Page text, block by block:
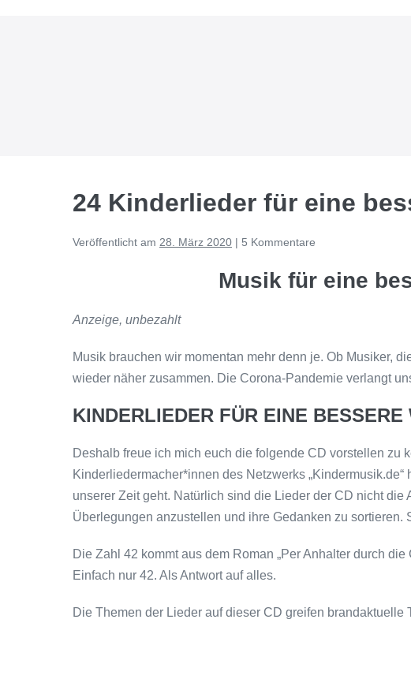
24 Kinderlieder für eine
Veröffentlicht am 28. März 2020 | 5 Kommentare
Musik für eine
Anzeige, unbezahlt
Musik brauchen wir momentan mehr denn je. Ob Musiker,
wieder näher zusammen. Die Corona-Pandemie verlangt
KINDERLIEDER FÜR EINE BESSERE
Deshalb freue ich mich euch die folgende CD vorstellen zu
Kinderliedermacher*innen des Netzwerks
unserer Zeit geht. Natürlich sind die Lieder der CD nicht
Überlegungen anzustellen und ihre Gedanken zu
Die Zahl 42 kommt aus dem Roman „Per Anhalter durch
Einfach nur 42. Als Antwort auf alles.
Die Themen der Lieder auf dieser CD greifen